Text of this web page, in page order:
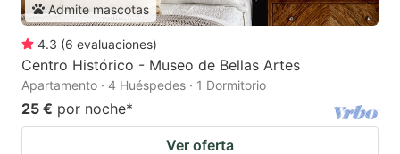
Admite mascotas
4.3 (6 evaluaciones)
Centro Histórico - Museo de Bellas Artes
Apartamento · 4 Huéspedes · 1 Dormitorio
25 € por noche*
Ver oferta